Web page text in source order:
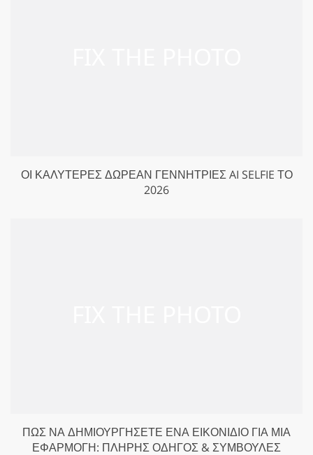
ΟΙ ΚΑΛΎΤΕΡΕΣ ΔΩΡΕΆΝ ΓΕΝΝΉΤΡΙΕΣ AI SELFIE ΤΟ
2026
ΠΏΣ ΝΑ ΔΗΜΙΟΥΡΓΉΣΕΤΕ ΈΝΑ ΕΙΚΟΝΊΔΙΟ ΓΙΑ ΜΙΑ
ΕΦΑΡΜΟΓΉ: ΠΛΉΡΗΣ ΟΔΗΓΌΣ & ΣΥΜΒΟΥΛΈΣ